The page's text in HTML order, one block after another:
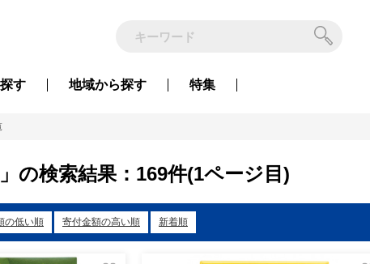
探す 地域から探す 特集
」の検索結果：169件(1ページ目)
の低い順 寄付金額の高い順 新着順